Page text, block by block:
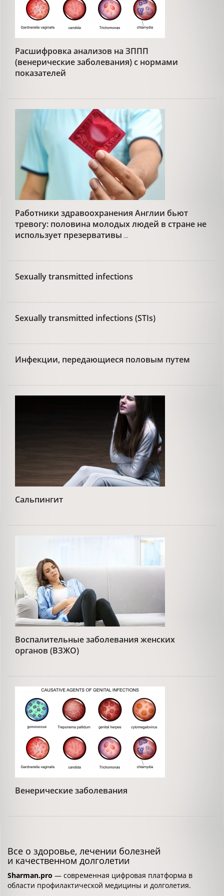
Расшифровка анализов на ЗППП
(венерические заболевания) с нормами
показателей
Работники здравоохранения Англии бьют
тревогу: половина молодых людей в стране не
использует презервативы ...
Sexually transmitted infections
Sexually transmitted infections (STIs)
Инфекции, передающиеся половым путем
Сальпингит
Воспалительные заболевания женских
органов (ВЗЖО)
Венерические заболевания
Все о здоровье, лечении болезней
и качественном долголетии
Sharman.pro — современная цифровая платформа в
области профилактической медицины и долголетия.